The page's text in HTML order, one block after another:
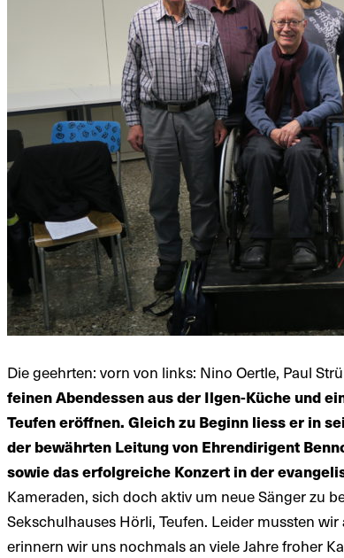
Die geehrten: vorn von links: Nino Oertle, Paul
feinen Abendessen aus der Ilgen-Küche und
Teufen eröffnen. Gleich zu Beginn liess er in
der bewährten Leitung von Ehrendirigent
sowie das erfolgreiche Konzert in der
Kameraden, sich doch aktiv um neue Sänger zu
Sekschulhauses Hörli, Teufen. Leider mussten
erinnern wir uns nochmals an viele Jahre froher